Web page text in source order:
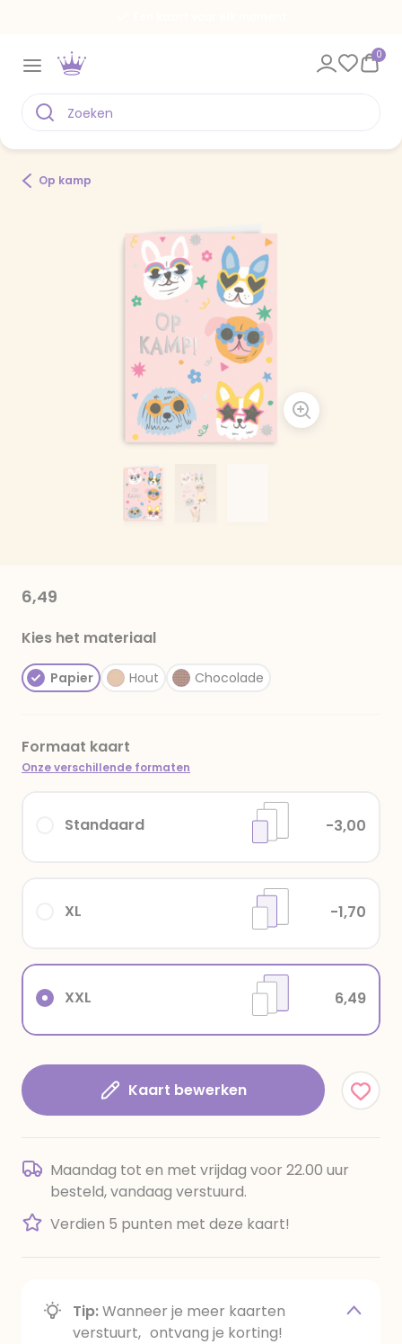
0
Op kamp
6,49
Kies het materiaal
Papier Hout Chocolade
Formaat kaart
Onze verschillende formaten
XXL 6,49
XL -1,70
Standaard -3,00
Kaart bewerken
Maandag tot en met vrijdag voor 22.00 uur
besteld, vandaag verstuurd.
Verdien 5 punten met deze kaart!
Tip:Wanneer je meer kaarten
verstuurt, ontvang je korting!